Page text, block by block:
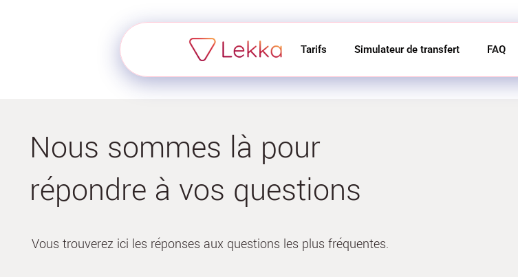
Tarifs Simulateur de transfert FAQ
Nous sommes là pour
répondre à vos questions
Vous trouverez ici les réponses aux questions les plus fréquentes.